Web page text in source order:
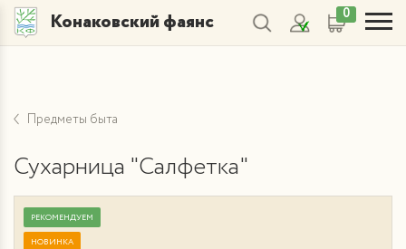
Конаковский фаянс 0
Предметы быта
Сухарница "Салфетка"
РЕКОМЕНДУЕМ
НОВИНКА